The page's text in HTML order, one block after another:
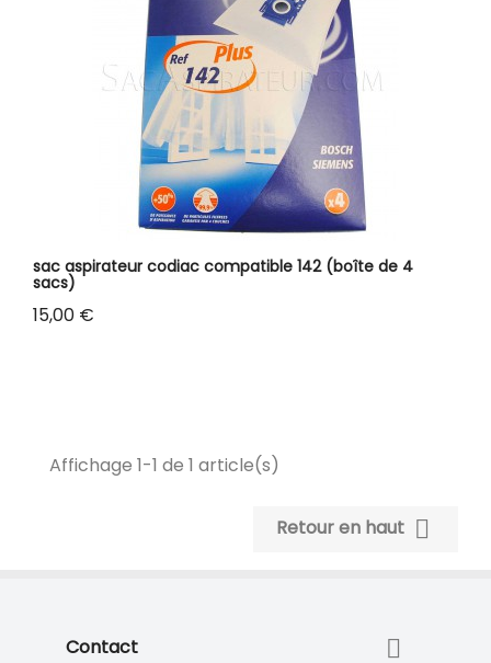
sac aspirateur codiac compatible 142 (boîte de 4
sacs)
Prix
15,00 €
Affichage 1-1 de 1 article(s)
Retour en haut 
Contact 